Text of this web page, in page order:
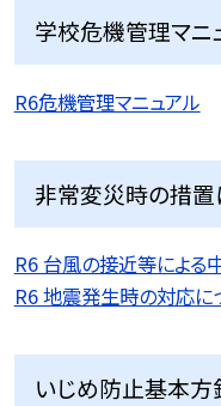
学校危機管理マニ
R6危機管理マニュアル
非常変災時の措置
R6 台風の接近等による
R6 地震発生時の対応に
いじめ防止基本方